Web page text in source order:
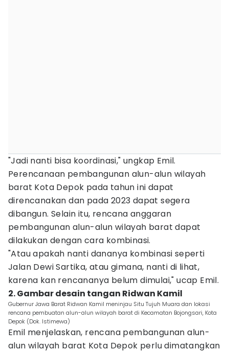
"Jadi nanti bisa koordinasi," ungkap Emil.
Perencanaan pembangunan alun-alun wilayah
barat Kota Depok pada tahun ini dapat
direncanakan dan pada 2023 dapat segera
dibangun. Selain itu, rencana anggaran
pembangunan alun-alun wilayah barat dapat
dilakukan dengan cara kombinasi.
"Atau apakah nanti dananya kombinasi seperti
Jalan Dewi Sartika, atau gimana, nanti di lihat,
karena kan rencananya belum dimulai," ucap Emil.
2. Gambar desain tangan Ridwan Kamil
Gubernur Jawa Barat Ridwan Kamil meninjau Situ Tujuh Muara dan lokasi
rencana pembuatan alun-alun wilayah barat di Kecamatan Bojongsari, Kota
Depok (Dok. Istimewa)
Emil menjelaskan, rencana pembangunan alun-
alun wilayah barat Kota Depok perlu dimatangkan